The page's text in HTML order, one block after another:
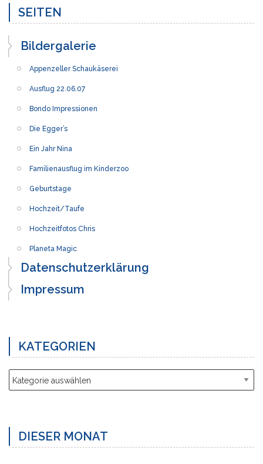
SEITEN
Bildergalerie
Appenzeller Schaukäserei
Ausflug 22.06.07
Bondo Impressionen
Die Egger’s
Ein Jahr Nina
Familienausflug im Kinderzoo
Geburtstage
Hochzeit/Taufe
Hochzeitfotos Chris
Planeta Magic
Datenschutzerklärung
Impressum
KATEGORIEN
Kategorien
DIESER MONAT